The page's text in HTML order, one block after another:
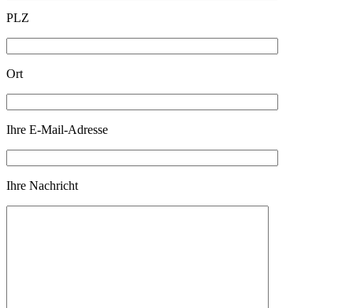
PLZ
Ort
Ihre E-Mail-Adresse
Ihre Nachricht